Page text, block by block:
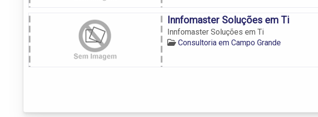
Innfomaster Soluções em Ti
Innfomaster Soluções em Ti
Consultoria em Campo Grande